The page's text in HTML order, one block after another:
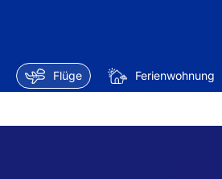
Flüge Ferienwohnung